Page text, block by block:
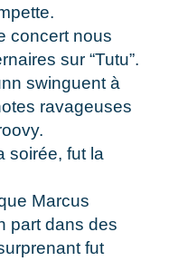
concert nous
sur “Tutu”.
swinguent à
ravageuses
soirée, fut la
Marcus
part dans des
fut